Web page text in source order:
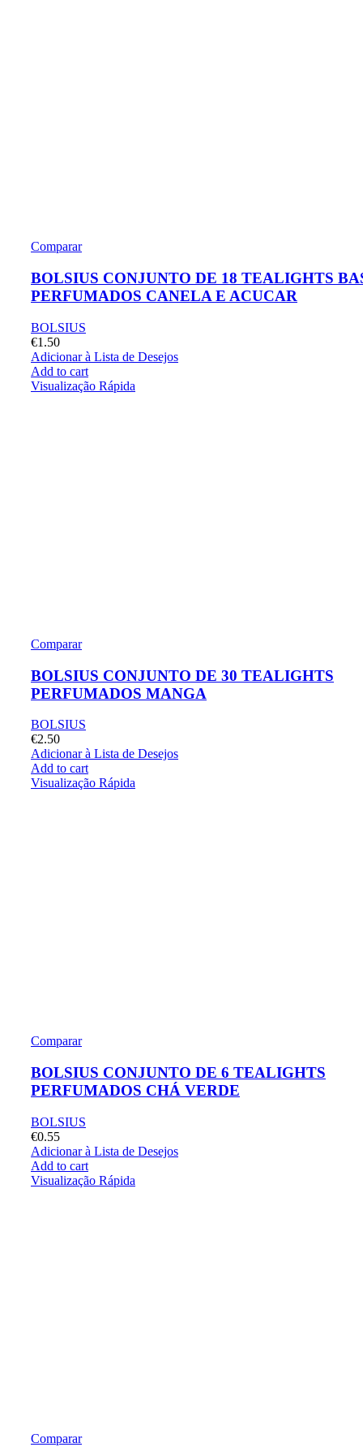
Comparar
BOLSIUS CONJUNTO DE 18 TEALIGHTS
PERFUMADOS CANELA E ACUCAR
BOLSIUS
€1.50
Adicionar à Lista de Desejos
Add to cart
Visualização Rápida
Comparar
BOLSIUS CONJUNTO DE 30 TEALIGHTS
PERFUMADOS MANGA
BOLSIUS
€2.50
Adicionar à Lista de Desejos
Add to cart
Visualização Rápida
Comparar
BOLSIUS CONJUNTO DE 6 TEALIGHTS
PERFUMADOS CHÁ VERDE
BOLSIUS
€0.55
Adicionar à Lista de Desejos
Add to cart
Visualização Rápida
Comparar